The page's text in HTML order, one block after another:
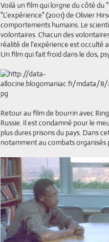
Voilà un film qui lorgne du côté du
"L'expérience" (2001) de Olivier
comportements humains. Le
volontaires. Chacun des
réalité de l'expérience est occulté
Un film qui fait froid dans le dos,
Retour au film de bourrin avec
Russie. Il est condamné pour le
plus dures prisons du pays. Dans
notamment au combats organisés